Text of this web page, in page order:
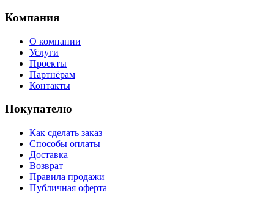
Компания
О компании
Услуги
Проекты
Партнёрам
Контакты
Покупателю
Как сделать заказ
Способы оплаты
Доставка
Возврат
Правила продажи
Публичная оферта